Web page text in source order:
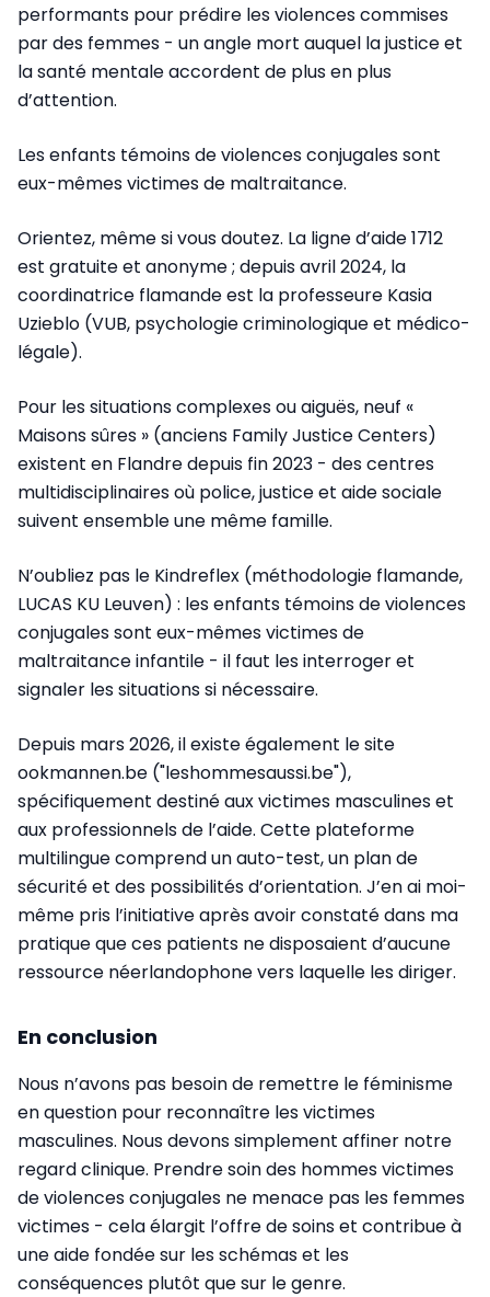
performants pour prédire les violences commises
par des femmes - un angle mort auquel la justice et
la santé mentale accordent de plus en plus
d’attention.
Les enfants témoins de violences conjugales sont
eux-mêmes victimes de maltraitance.
Orientez, même si vous doutez. La ligne d’aide 1712
est gratuite et anonyme ; depuis avril 2024, la
coordinatrice flamande est la professeure Kasia
Uzieblo (VUB, psychologie criminologique et médico-
légale).
Pour les situations complexes ou aiguës, neuf «
Maisons sûres » (anciens Family Justice Centers)
existent en Flandre depuis fin 2023 - des centres
multidisciplinaires où police, justice et aide sociale
suivent ensemble une même famille.
N’oubliez pas le Kindreflex (méthodologie flamande,
LUCAS KU Leuven) : les enfants témoins de violences
conjugales sont eux-mêmes victimes de
maltraitance infantile - il faut les interroger et
signaler les situations si nécessaire.
Depuis mars 2026, il existe également le site
ookmannen.be ("leshommesaussi.be"),
spécifiquement destiné aux victimes masculines et
aux professionnels de l’aide. Cette plateforme
multilingue comprend un auto-test, un plan de
sécurité et des possibilités d’orientation. J’en ai moi-
même pris l’initiative après avoir constaté dans ma
pratique que ces patients ne disposaient d’aucune
ressource néerlandophone vers laquelle les diriger.
En conclusion
Nous n’avons pas besoin de remettre le féminisme
en question pour reconnaître les victimes
masculines. Nous devons simplement affiner notre
regard clinique. Prendre soin des hommes victimes
de violences conjugales ne menace pas les femmes
victimes - cela élargit l’offre de soins et contribue à
une aide fondée sur les schémas et les
conséquences plutôt que sur le genre.